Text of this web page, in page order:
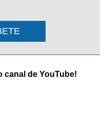
canal de YouTube!